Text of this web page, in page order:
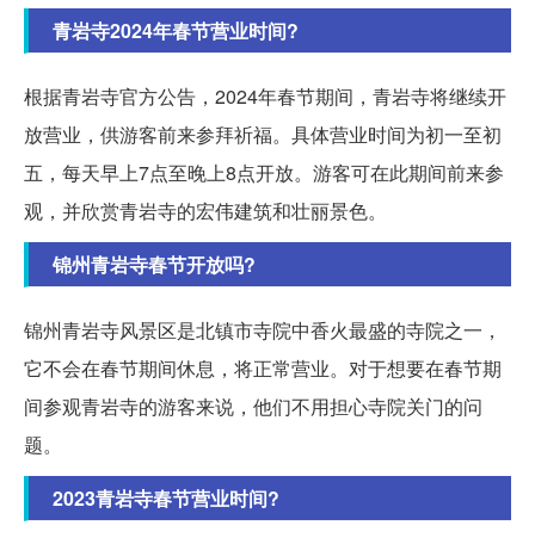
青岩寺2024年春节营业时间?
根据青岩寺官方公告，2024年春节期间，青岩寺将继续开
放营业，供游客前来参拜祈福。具体营业时间为初一至初
五，每天早上7点至晚上8点开放。游客可在此期间前来参
观，并欣赏青岩寺的宏伟建筑和壮丽景色。
锦州青岩寺春节开放吗?
锦州青岩寺风景区是北镇市寺院中香火最盛的寺院之一，
它不会在春节期间休息，将正常营业。对于想要在春节期
间参观青岩寺的游客来说，他们不用担心寺院关门的问
题。
2023青岩寺春节营业时间?